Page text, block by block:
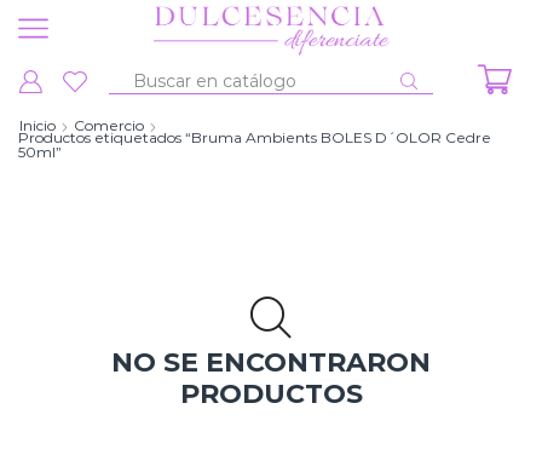
Entrada
búsqueda
Inicio Comercio
Productos etiquetados “Bruma Ambients BOLES D´OLOR Cedre
50ml”
NO SE ENCONTRARON
PRODUCTOS